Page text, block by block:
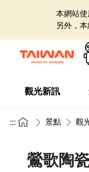
本網站
另外，
觀光新訊
::: 景點 觀
鶯歌陶